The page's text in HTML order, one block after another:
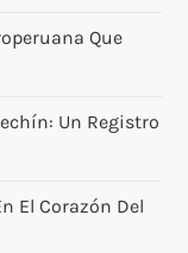
Que
Un Registro
El Corazón Del